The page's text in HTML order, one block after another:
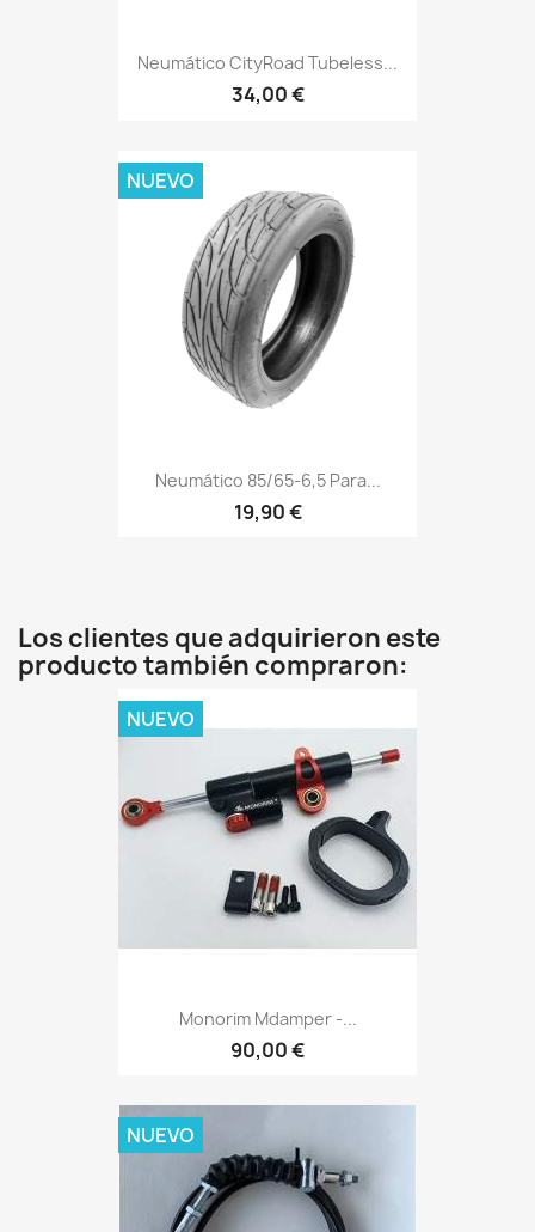
Neumático CityRoad Tubeless...
34,00 €
Neumático 85/65-6,5 Para...
19,90 €
NUEVO
Los clientes que adquirieron este
producto también compraron:
Monorim Mdamper -...
90,00 €
NUEVO
NUEVO